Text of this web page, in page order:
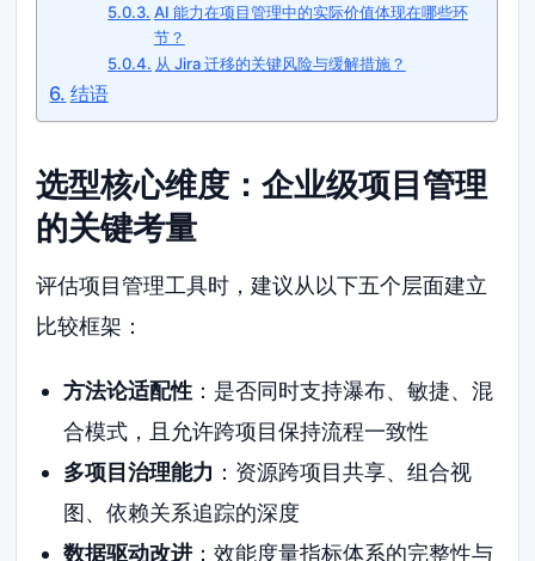
AI 能力在项目管理中的实际价值体现在哪些环
节？
从 Jira 迁移的关键风险与缓解措施？
结语
选型核心维度：企业级项目管理
的关键考量
评估项目管理工具时，建议从以下五个层面建立
比较框架：
方法论适配性：是否同时支持瀑布、敏捷、混
合模式，且允许跨项目保持流程一致性
多项目治理能力 ：资源跨项目共享、组合视
图、依赖关系追踪的深度
数据驱动改进：效能度量指标体系的完整性与